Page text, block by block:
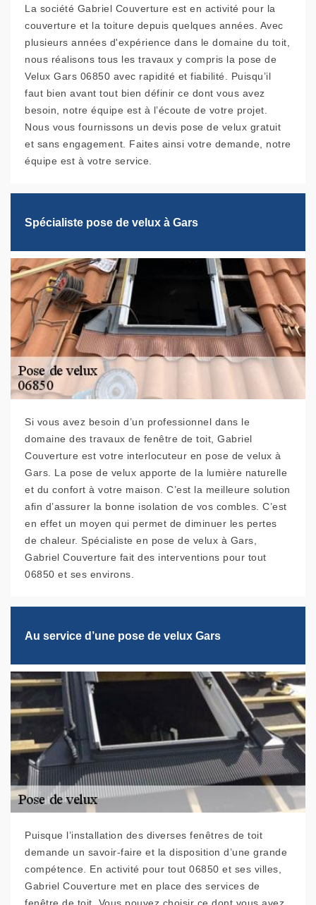
La société Gabriel Couverture est en activité pour la
couverture et la toiture depuis quelques années. Avec
plusieurs années d'expérience dans le domaine du toit,
nous réalisons tous les travaux y compris la pose de
Velux Gars 06850 avec rapidité et fiabilité. Puisqu’il
faut bien avant tout bien définir ce dont vous avez
besoin, notre équipe est à l’écoute de votre projet.
Nous vous fournissons un devis pose de velux gratuit
et sans engagement. Faites ainsi votre demande, notre
équipe est à votre service.
Spécialiste pose de velux à Gars
Si vous avez besoin d’un professionnel dans le
domaine des travaux de fenêtre de toit, Gabriel
Couverture est votre interlocuteur en pose de velux à
Gars. La pose de velux apporte de la lumière naturelle
et du confort à votre maison. C’est la meilleure solution
afin d’assurer la bonne isolation de vos combles. C’est
en effet un moyen qui permet de diminuer les pertes
de chaleur. Spécialiste en pose de velux à Gars,
Gabriel Couverture fait des interventions pour tout
06850 et ses environs.
Au service d’une pose de velux Gars
Puisque l’installation des diverses fenêtres de toit
demande un savoir-faire et la disposition d’une grande
compétence. En activité pour tout 06850 et ses villes,
Gabriel Couverture met en place des services de